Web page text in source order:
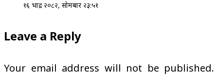
१६ भाद्र २०८२, सोमबार २३:५१
Leave a Reply
Your email address will not be published.